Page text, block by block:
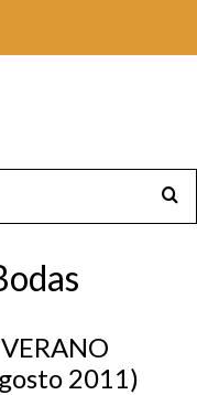
2011)